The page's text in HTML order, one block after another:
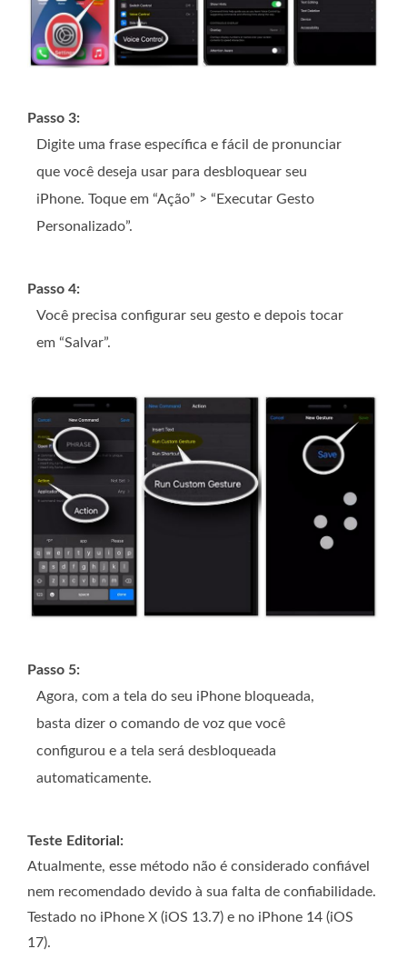
Passo 3:
Digite uma frase específica e fácil de pronunciar
que você deseja usar para desbloquear seu
iPhone. Toque em “Ação” > “Executar Gesto
Personalizado”.
Passo 4:
Você precisa configurar seu gesto e depois tocar
em “Salvar”.
Passo 5:
Agora, com a tela do seu iPhone bloqueada,
basta dizer o comando de voz que você
configurou e a tela será desbloqueada
automaticamente.
Teste Editorial:
Atualmente, esse método não é considerado confiável
nem recomendado devido à sua falta de confiabilidade.
Testado no iPhone X (iOS 13.7) e no iPhone 14 (iOS
17).